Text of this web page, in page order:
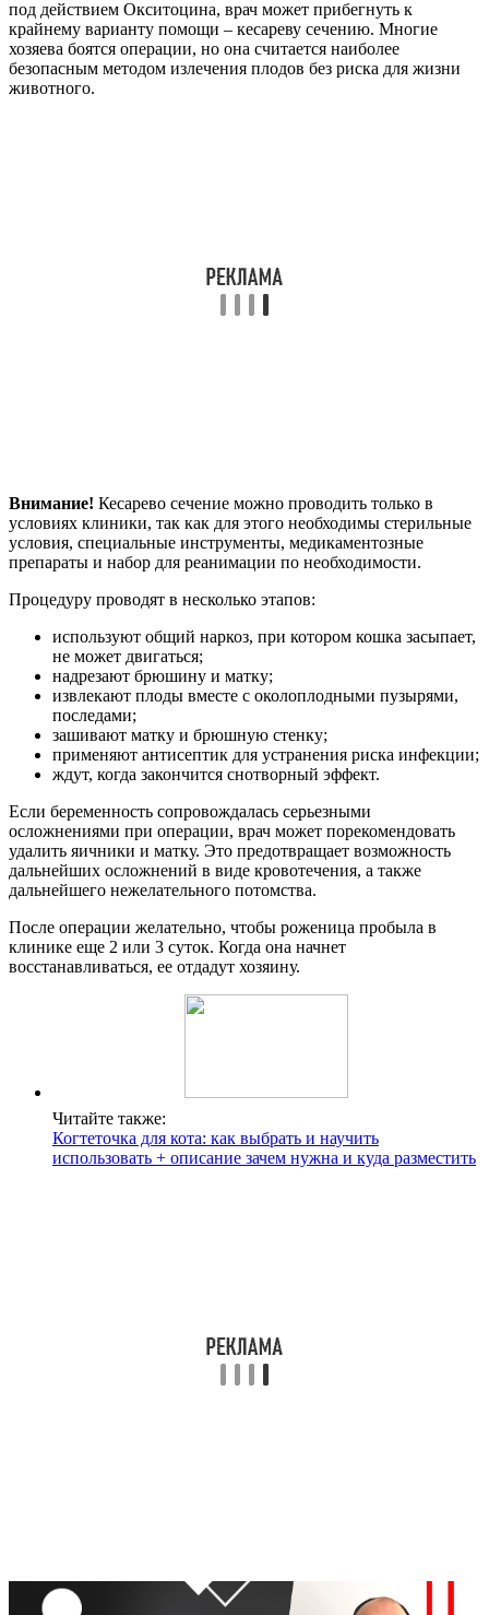
под действием Окситоцина, врач может прибегнуть к
крайнему варианту помощи – кесареву сечению. Многие
хозяева боятся операции, но она считается наиболее
безопасным методом излечения плодов без риска для жизни
животного.
Внимание! Кесарево сечение можно проводить только в
условиях клиники, так как для этого необходимы стерильные
условия, специальные инструменты, медикаментозные
препараты и набор для реанимации по необходимости.
Процедуру проводят в несколько этапов:
используют общий наркоз, при котором кошка засыпает,
не может двигаться;
надрезают брюшину и матку;
извлекают плоды вместе с околоплодными пузырями,
последами;
зашивают матку и брюшную стенку;
применяют антисептик для устранения риска инфекции;
ждут, когда закончится снотворный эффект.
Если беременность сопровождалась серьезными
осложнениями при операции, врач может порекомендовать
удалить яичники и матку. Это предотвращает возможность
дальнейших осложнений в виде кровотечения, а также
дальнейшего нежелательного потомства.
После операции желательно, чтобы роженица пробыла в
клинике еще 2 или 3 суток. Когда она начнет
восстанавливаться, ее отдадут хозяину.
Читайте также:
Когтеточка для кота: как выбрать и научить
использовать + описание зачем нужна и куда разместить